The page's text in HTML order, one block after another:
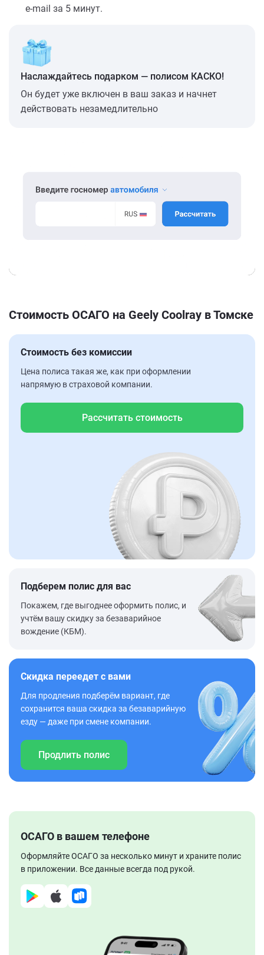
e-mail за 5 минут.
Наслаждайтесь подарком — полисом КАСКО!
Он будет уже включен в ваш заказ и начнет
действовать незамедлительно
Стоимость ОСАГО на Geely Coolray в Томске
Стоимость без комиссии
Цена полиса такая же, как при оформлении
напрямую в страховой компании.
Рассчитать стоимость
Подберем полис для вас
Покажем, где выгоднее оформить полис, и
учтём вашу скидку за безаварийное
вождение (КБМ).
Скидка переедет с вами
Для продления подберём вариант, где
сохранится ваша скидка за безаварийную
езду — даже при смене компании.
Продлить полис
ОСАГО в вашем телефоне
Оформляйте ОСАГО за несколько минут и храните полис
в приложении. Все данные всегда под рукой.